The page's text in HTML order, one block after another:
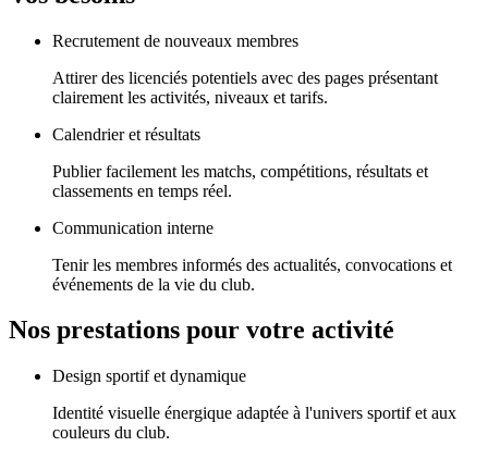
Recrutement de nouveaux membres
Attirer des licenciés potentiels avec des pages présentant
clairement les activités, niveaux et tarifs.
Calendrier et résultats
Publier facilement les matchs, compétitions, résultats et
classements en temps réel.
Communication interne
Tenir les membres informés des actualités, convocations et
événements de la vie du club.
Nos prestations pour votre activité
Design sportif et dynamique
Identité visuelle énergique adaptée à l'univers sportif et aux
couleurs du club.